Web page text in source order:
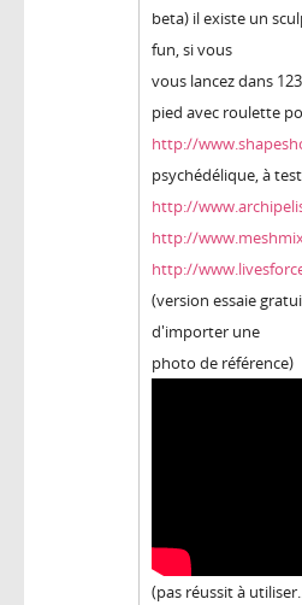
beta) il existe un
fun, si vous
vous lancez dans
pied avec roulette
http://
psychédélique, à
http://
http://
http://
(version essaie
d'importer une
photo de référence)
(pas réussit à